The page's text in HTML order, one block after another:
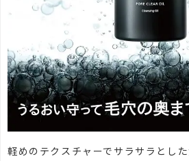
軽めのテクスチャーでサラサラとし